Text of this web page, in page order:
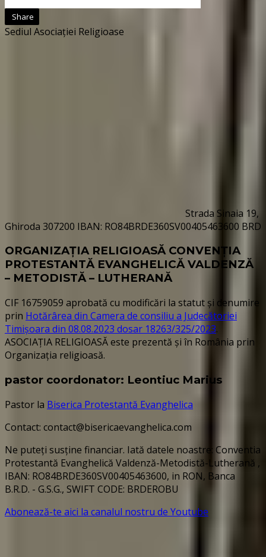
Share
Sediul Asociației Religioase
Strada Sinaia 19,
Ghiroda 307200 IBAN: RO84BRDE360SV00405463600 BRD
ORGANIZAȚIA RELIGIOASĂ CONVENŢIA
PROTESTANTĂ EVANGHELICĂ VALDENZĂ
– METODISTĂ – LUTHERANĂ
CIF 16759059 aprobată cu modificări la statut și denumire
prin Hotărârea din Camera de consiliu a Judecătoriei
Timișoara din 08.08.2023 dosar 18263/325/2023.
ASOCIAȚIA RELIGIOASĂ este prezentă și în România prin
Organizația religioasă.
pastor coordonator: Leontiuc Marius
Pastor la Biserica Protestantă Evanghelica
Contact: contact@bisericaevanghelica.com
Ne puteți susține financiar. Iată datele noastre: Conventia
Protestantă Evanghelică Valdenză-Metodistă-Lutherană ,
IBAN: RO84BRDE360SV00405463600, in RON, Banca
B.R.D. - G.S.G., SWIFT CODE: BRDEROBU
Abonează-te aici la canalul nostru de Youtube